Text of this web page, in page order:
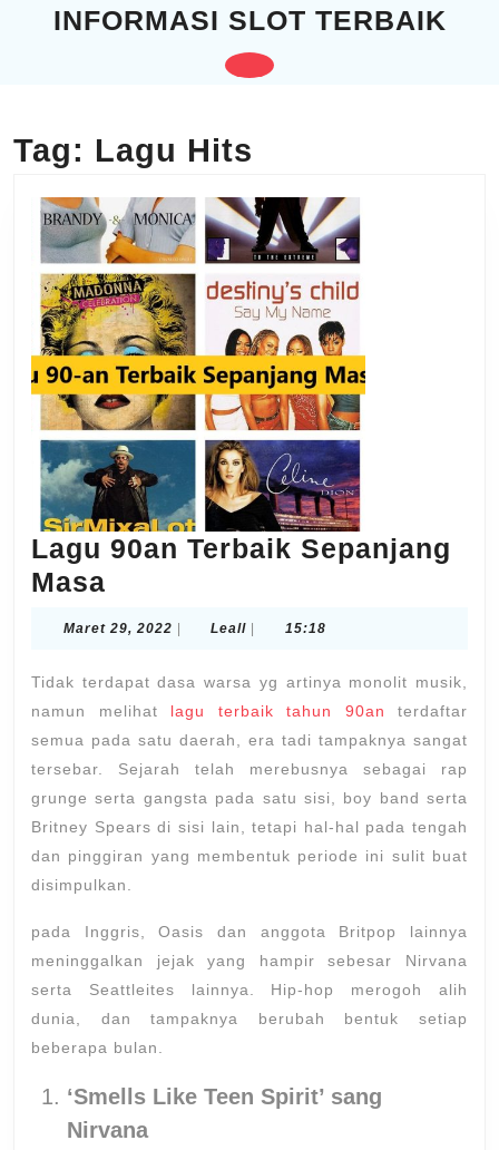
INFORMASI SLOT TERBAIK
Open
Tag: Lagu Hits
Lagu 90an Terbaik Sepanjang
Masa
Sepanjang
Masa
Maret 29, 2022 MaretLeallLeall 15:18
Tidak terdapat dasa warsa yg artinya monolit musik,
namun melihat lagu terbaik tahun 90an terdaftar
semua pada satu daerah, era tadi tampaknya sangat
tersebar. Sejarah telah merebusnya sebagai rap
grunge serta gangsta pada satu sisi, boy band serta
Britney Spears di sisi lain, tetapi hal-hal pada tengah
dan pinggiran yang membentuk periode ini sulit buat
disimpulkan.
pada Inggris, Oasis dan anggota Britpop lainnya
meninggalkan jejak yang hampir sebesar Nirvana
serta Seattleites lainnya. Hip-hop merogoh alih
dunia, dan tampaknya berubah bentuk setiap
beberapa bulan.
‘Smells Like Teen Spirit’ sang
Nirvana